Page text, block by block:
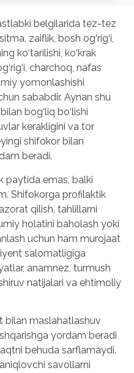
belgilarida tez-tez
zaiflik, bosh og‘rig‘i,
ko‘tarilishi, ko‘krak
charchoq, nafas
yomonlashishi
sababdir. Aynan shu
bog‘liq bo‘lishi
kerakligini va tor
shifokor bilan
beradi.
paytida emas, balki
Shifokorga profilaktik
qilish, tahlillarni
holatini baholash yoki
uchun ham murojaat
salomatligiga
anamnez, turmush
natijalari va ehtimoliy
bilan maslahatlashuv
yordam beradi
behuda sarflamaydi.
savollarni